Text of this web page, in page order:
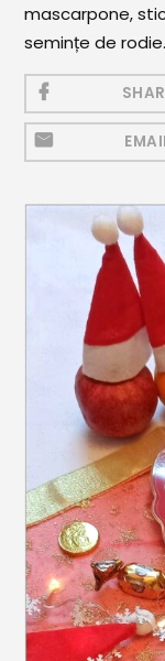
Mezeluri
Ronțăieli
Băuturi
Băuturi calde
Cocktail-uri
Smoothies
Ceva Dulce
Biscuiți,
Fursecuri
Brioșe și
Budinci, Jeleuri și
Cheesecake
Cozonaci
Deserturi
Plăcinte, Tarte și
Prăjituri
mascarpone,
semințe de